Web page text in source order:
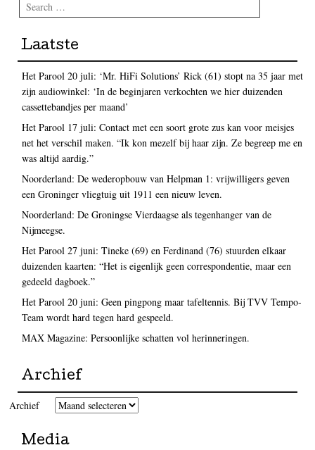
Search
Laatste
Het Parool 20 juli: ‘Mr. HiFi Solutions’ Rick (61) stopt na 35 jaar met
zijn audiowinkel: ‘In de beginjaren verkochten we hier duizenden
cassettebandjes per maand’
Het Parool 17 juli: Contact met een soort grote zus kan voor meisjes
net het verschil maken. “Ik kon mezelf bij haar zijn. Ze begreep me en
was altijd aardig.”
Noorderland: De wederopbouw van Helpman 1: vrijwilligers geven
een Groninger vliegtuig uit 1911 een nieuw leven.
Noorderland: De Groningse Vierdaagse als tegenhanger van de
Nijmeegse.
Het Parool 27 juni: Tineke (69) en Ferdinand (76) stuurden elkaar
duizenden kaarten: “Het is eigenlijk geen correspondentie, maar een
gedeeld dagboek.”
Het Parool 20 juni: Geen pingpong maar tafeltennis. Bij TVV Tempo-
Team wordt hard tegen hard gespeeld.
MAX Magazine: Persoonlijke schatten vol herinneringen.
Archief
Archief
Media